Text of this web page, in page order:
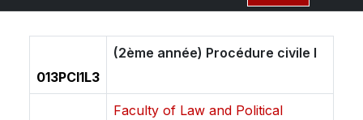
013PCI1L3
(2ème année) Procédure civile I
Faculty of Law and Political